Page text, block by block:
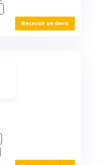
Recevoir un devis